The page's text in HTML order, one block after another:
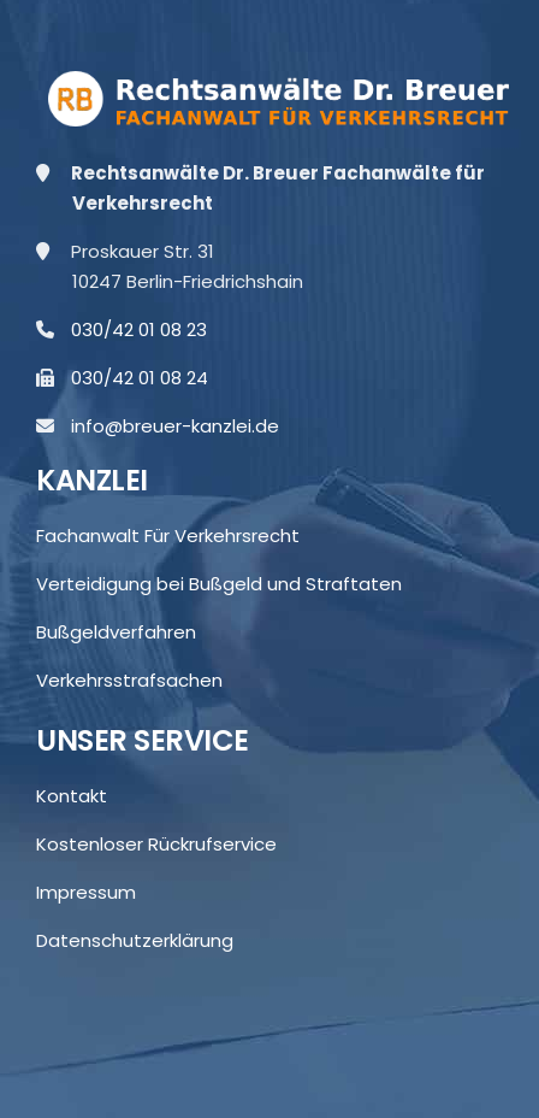
Rechtsanwälte Dr. Breuer Fachanwälte für
Verkehrsrecht
Proskauer Str. 31
10247 Berlin-Friedrichshain
030/42 01 08 23
030/42 01 08 24
info@breuer-kanzlei.de
KANZLEI
Fachanwalt Für Verkehrsrecht
Verteidigung bei Bußgeld und Straftaten
Bußgeldverfahren
Verkehrsstrafsachen
UNSER SERVICE
Kontakt
Kostenloser Rückrufservice
Impressum
Datenschutzerklärung